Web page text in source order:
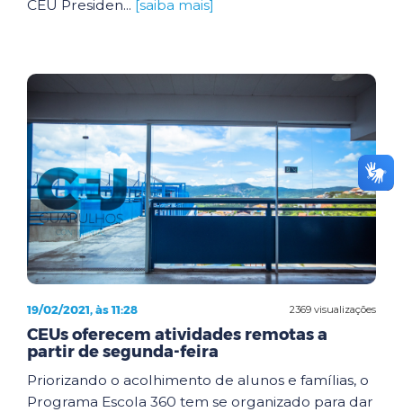
CEU Presiden... [saiba mais]
2369 visualizações
19/02/2021, às 11:28
CEUs oferecem atividades remotas a
partir de segunda-feira
Priorizando o acolhimento de alunos e famílias, o
Programa Escola 360 tem se organizado para dar